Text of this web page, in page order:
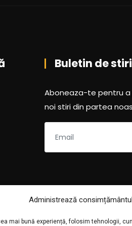
Administrează consimțământul
mai bună experiență, folosim tehnologii,
Buletin de stiri
Aboneaza-te pentru a
noi stiri din partea